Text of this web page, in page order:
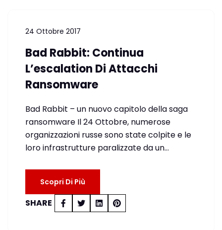
24 Ottobre 2017
Bad Rabbit: Continua
L’escalation Di Attacchi
Ransomware
Bad Rabbit – un nuovo capitolo della saga
ransomware Il 24 Ottobre, numerose
organizzazioni russe sono state colpite e le
loro infrastrutture paralizzate da un…
Scopri Di Più
SHARE